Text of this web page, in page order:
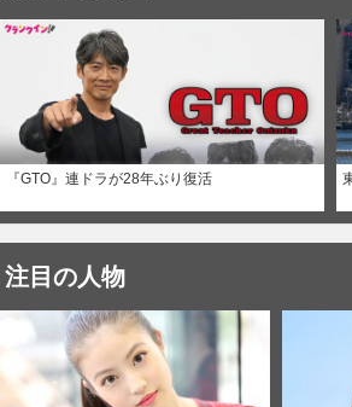
『GTO』連ドラが28年ぶり復活
注目の人物